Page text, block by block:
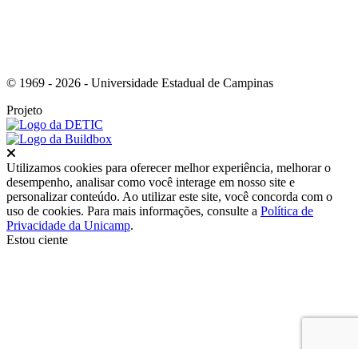
© 1969 - 2026 - Universidade Estadual de Campinas
Projeto
Utilizamos cookies para oferecer melhor experiência, melhorar o
desempenho, analisar como você interage em nosso site e
personalizar conteúdo. Ao utilizar este site, você concorda com o
uso de cookies. Para mais informações, consulte a Política de
Privacidade da Unicamp.
Estou ciente